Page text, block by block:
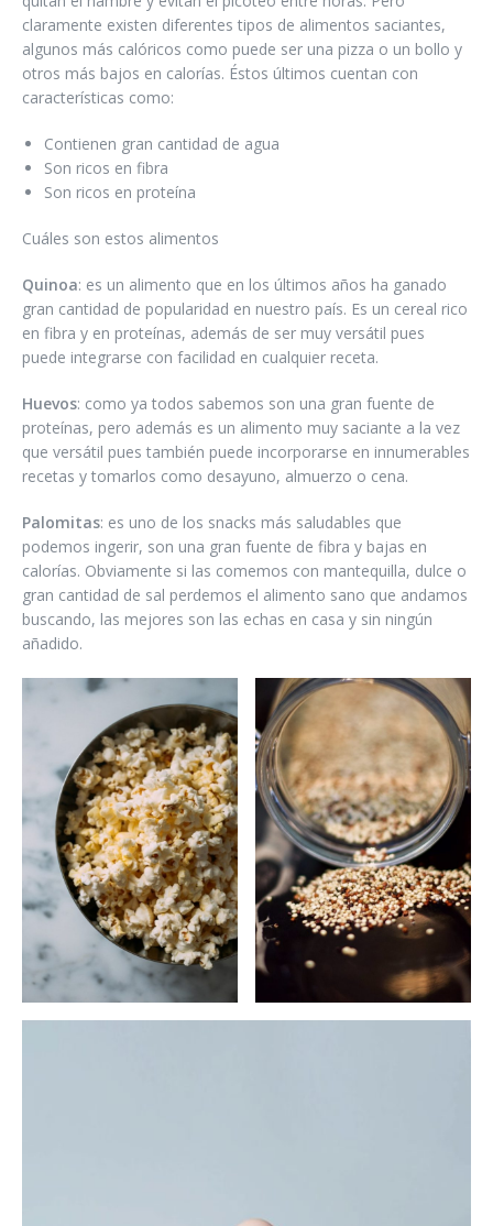
claramente existen diferentes tipos de alimentos saciantes,
algunos más calóricos como puede ser una pizza o un bollo y
otros más bajos en calorías. Éstos últimos cuentan con
características como:
Contienen gran cantidad de agua
Son ricos en fibra
Son ricos en proteína
Cuáles son estos alimentos
Quinoa: es un alimento que en los últimos años ha ganado
gran cantidad de popularidad en nuestro país. Es un cereal rico
en fibra y en proteínas, además de ser muy versátil pues
puede integrarse con facilidad en cualquier receta.
Huevos: como ya todos sabemos son una gran fuente de
proteínas, pero además es un alimento muy saciante a la vez
que versátil pues también puede incorporarse en innumerables
recetas y tomarlos como desayuno, almuerzo o cena.
Palomitas: es uno de los snacks más saludables que
podemos ingerir, son una gran fuente de fibra y bajas en
calorías. Obviamente si las comemos con mantequilla, dulce o
gran cantidad de sal perdemos el alimento sano que andamos
buscando, las mejores son las echas en casa y sin ningún
añadido.